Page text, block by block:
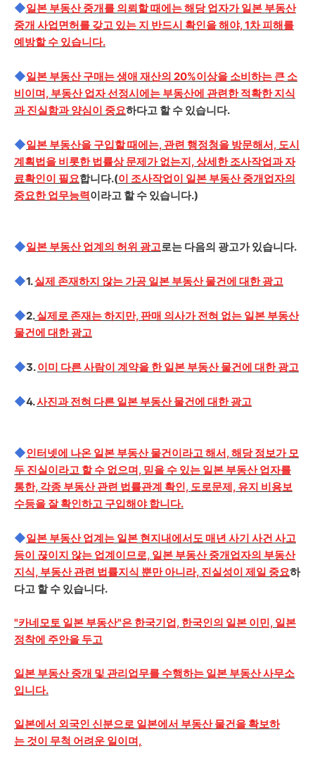
◆일본 부동산 중개를 의뢰할 때에는 해당 업자가 일본 부동산
중개 사업면허를 갖고 있는 지 반드시 확인을 해야, 1차 피해를
예방할 수 있습니다.
◆일본 부동산 구매는 생애 재산의 20%이상을 소비하는 큰 소
비이며, 부동산 업자 선정시에는 부동산에 관련한 적확한 지식
과 진실함과 양심이 중요하다고 할 수 있습니다.
◆일본 부동산을 구입할 때에는, 관련 행정청을 방문해서, 도시
계획법을 비롯한 법률상 문제가 없는지, 상세한 조사작업과 자
료확인이 필요합니다.(이 조사작업이 일본 부동산 중개업자의
중요한 업무능력이라고 할 수 있습니다.)
◆일본 부동산 업계의 허위 광고로는 다음의 광고가 있습니다.
◆1.실제 존재하지 않는 가공 일본 부동산 물건에 대한 광고
◆2.실제로 존재는 하지만, 판매 의사가 전혀 없는 일본 부동산
물건에 대한 광고
◆3.이미 다른 사람이 계약을 한 일본 부동산 물건에 대한 광고
◆4.사진과 전혀 다른 일본 부동산 물건에 대한 광고
◆인터넷에 나온 일본 부동산 물건이라고 해서, 해당 정보가 모
두 진실이라고 할 수 없으며, 믿을 수 있는 일본 부동산 업자를
통한, 각종 부동산 관련 법률관계 확인, 도로문제, 유지 비용보
수등을 잘 확인하고 구입해야 합니다.
◆일본 부동산 업계는 일본 현지내에서도 매년 사기 사건 사고
등이 끊이지 않는 업계이므로, 일본 부동산 중개업자의 부동산
지식, 부동산 관련 법률지식 뿐만 아니라, 진실성이 제일 중요하
다고 할 수 있습니다.
"카네모토 일본 부동산"은 한국기업, 한국인의 일본 이민, 일본
정착에 주안을 두고
일본 부동산 중개 및 관리업무를 수행하는 일본 부동산 사무소
입니다.
일본에서 외국인 신분으로 일본에서 부동산 물건을 확보하
는 것이 무척 어려운 일이며,